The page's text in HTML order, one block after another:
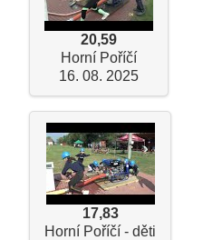
20,59
Horní Poříčí
16. 08. 2025
17,83
Horní Poříčí - děti